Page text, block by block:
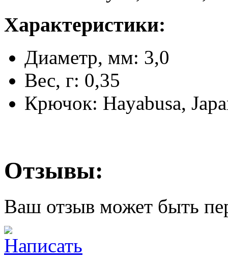
Характеристики:
Диаметр, мм: 3,0
Вес, г: 0,35
Крючок: Hayabusa,
Отзывы:
Ваш отзыв может быть